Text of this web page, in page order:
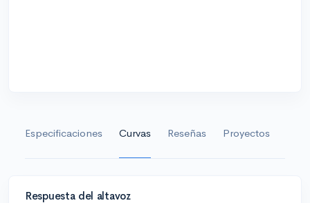
Especificaciones Curvas Reseñas Proyectos
Respuesta del altavoz